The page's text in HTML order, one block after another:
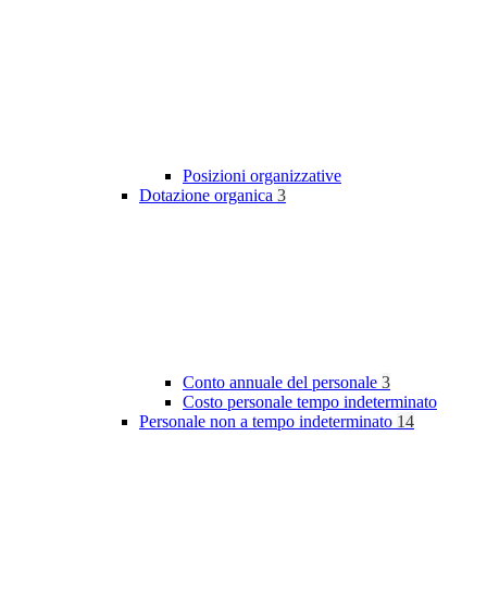
Posizioni organizzative
Dotazione organica 3
Conto annuale del personale 3
Costo personale tempo indeterminato
Personale non a tempo indeterminato 14